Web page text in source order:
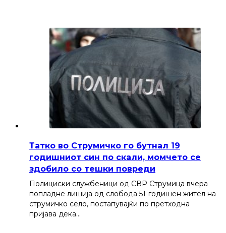
Татко во Струмичко го бутнал 19
годишниот син по скали, момчето се
здобило со тешки повреди
Полициски службеници од СВР Струмица вчера
попладне лишија од слобода 51-годишен жител на
струмичко село, постапувајќи по претходна
пријава дека…